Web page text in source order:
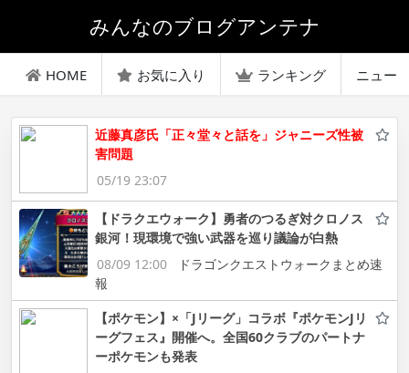
みんなのブログアンテナ
HOME お気に入り ランキング ニュー
近藤真彦氏「正々堂々と話を」ジャニーズ性被
害問題
05/19 23:07
【ドラクエウォーク】勇者のつるぎ対クロノス
銀河！現環境で強い武器を巡り議論が白熱
08/09 12:00
ドラゴンクエストウォークまとめ速
報
【ポケモン】×「Jリーグ」コラボ『ポケモンJリ
ーグフェス』開催へ。全国60クラブのパートナ
ーポケモンも発表